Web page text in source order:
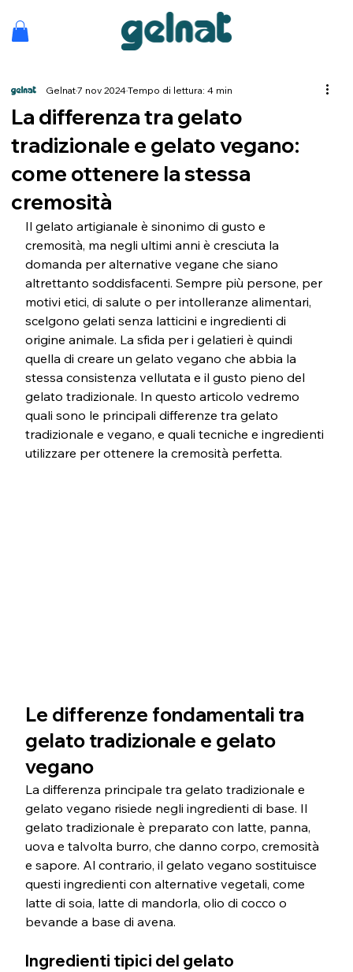
La differenza tra gelato
tradizionale e gelato vegano:
come ottenere la stessa
cremosità
Gelnat7 nov 2024Tempo di lettura: 4 min
Il gelato artigianale è sinonimo di gusto e
cremosità, ma negli ultimi anni è cresciuta la
domanda per alternative vegane che siano
altrettanto soddisfacenti. Sempre più persone, per
motivi etici, di salute o per intolleranze alimentari,
scelgono gelati senza latticini e ingredienti di
origine animale. La sfida per i gelatieri è quindi
quella di creare un gelato vegano che abbia la
stessa consistenza vellutata e il gusto pieno del
gelato tradizionale. In questo articolo vedremo
quali sono le principali differenze tra gelato
tradizionale e vegano, e quali tecniche e ingredienti
utilizzare per ottenere la cremosità perfetta.
Le differenze fondamentali tra
gelato tradizionale e gelato
vegano
La differenza principale tra gelato tradizionale e
gelato vegano risiede negli ingredienti di base. Il
gelato tradizionale è preparato con latte, panna,
uova e talvolta burro, che danno corpo, cremosità
e sapore. Al contrario, il gelato vegano sostituisce
questi ingredienti con alternative vegetali, come
latte di soia, latte di mandorla, olio di cocco o
bevande a base di avena.
Ingredienti tipici del gelato